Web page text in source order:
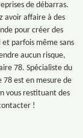
de débarras.
avoir affaire à des
pour créer des
parfois même sans
aucun risque,
78. Spécialiste du
est en mesure de
vous restituant des
!